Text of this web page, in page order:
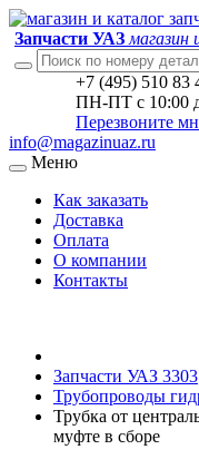
Запчасти УАЗ магазин
+7 (495) 510 83
ПН-ПТ с 10:00
Перезвоните
info@magazinuaz.ru
Меню
Как заказать
Доставка
Оплата
О компании
Контакты
Запчасти УАЗ 3303
Трубопроводы
Трубка от
муфте в сборе